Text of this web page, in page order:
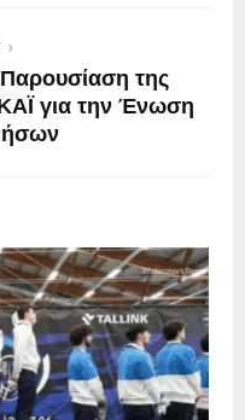
της
για την Ένωση